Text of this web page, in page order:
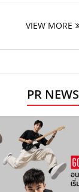
VIEW MORE
PR NEWS